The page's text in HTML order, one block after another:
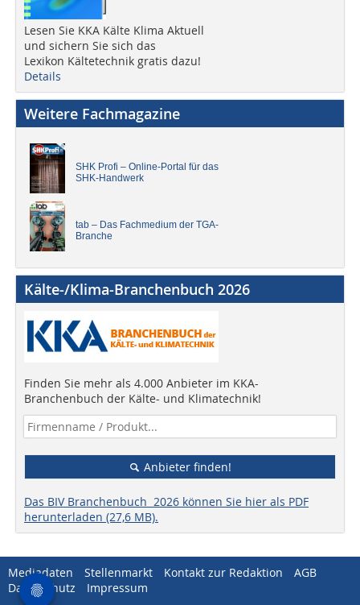
Lesen Sie KKA Kälte Klima Aktuell
und sichern Sie sich das
Lexikon Kältetechnik gratis dazu!
Details
Weitere Fachmagazine
SHK Profi – Online-Portal für das
SHK-Handwerk
tab – Das Fachmedium der TGA-
Branche
Kälte-/Klima-Branchenbuch 2026
Finden Sie mehr als 4.000 Anbieter im KKA-
Branchenbuch der Kälte- und Klimatechnik!
Anbieter finden!
Das BIV Branchenbuch 2026 können Sie hier als PDF
herunterladen (27,6 MB).
Mediadaten Stellenmarkt Kontakt zur Redaktion
AGB
Datenschutz
Impressum